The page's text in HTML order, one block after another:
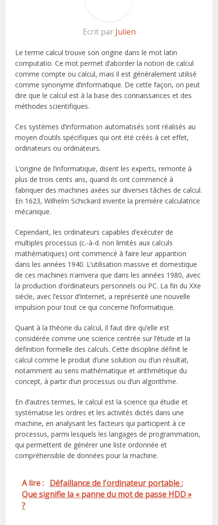
Ecrit par Julien
Le terme calcul trouve son origine dans le mot latin
computatio. Ce mot permet d’aborder la notion de calcul
comme compte ou calcul, mais il est généralement utilisé
comme synonyme d’informatique. De cette façon, on peut
dire que le calcul est à la base des connaissances et des
méthodes scientifiques.
Ces systèmes d’information automatisés sont réalisés au
moyen d’outils spécifiques qui ont été créés à cet effet,
ordinateurs ou ordinateurs.
L’origine de l’informatique, disent les experts, remonte à
plus de trois cents ans, quand ils ont commencé à
fabriquer des machines axées sur diverses tâches de calcul.
En 1623, Wilhelm Schickard invente la première calculatrice
mécanique.
Cependant, les ordinateurs capables d’exécuter de
multiples processus (c.-à-d. non limités aux calculs
mathématiques) ont commencé à faire leur apparition
dans les années 1940. L’utilisation massive et domestique
de ces machines n’arrivera que dans les années 1980, avec
la production d’ordinateurs personnels ou PC. La fin du XXe
siècle, avec l’essor d’Internet, a représenté une nouvelle
impulsion pour tout ce qui concerne l’informatique.
Quant à la théorie du calcul, il faut dire qu’elle est
considérée comme une science centrée sur l’étude et la
définition formelle des calculs. Cette discipline définit le
calcul comme le produit d’une solution ou d’un résultat,
notamment au sens mathématique et arithmétique du
concept, à partir d’un processus ou d’un algorithme.
En d’autres termes, le calcul est la science qui étudie et
systématise les ordres et les activités dictés dans une
machine, en analysant les facteurs qui participent à ce
processus, parmi lesquels les langages de programmation,
qui permettent de générer une liste ordonnée et
compréhensible de données pour la machine.
A lire : Défaillance de l'ordinateur portable :
Que signifie la « panne du mot de passe HDD »
?